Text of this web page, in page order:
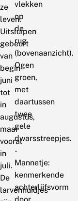
ze
leven.
Uitsluipen
gebeurt
van
begin
juni
tot
in
augustus,
maar
vooral
in
juli.
De
larvenhuidjes
vlekken
op
de
rug
(bovenaanzicht).
Ogen
groen,
met
daartussen
twee
gele
dwarsstreepjes.
-
Mannetje:
kenmerkende
achterlijfsvorm